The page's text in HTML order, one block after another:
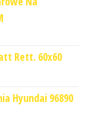
Rett. 60x60
Hyundai 96890